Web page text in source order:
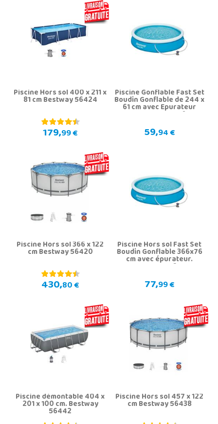
Piscine Hors sol 400 x 211 x
81 cm Bestway 56424
179,99 €
Piscine Gonflable Fast Set
Boudin Gonflable de 244 x
61 cm avec Epurateur
Bestway 57450
59,94 €
Piscine Hors sol 366 x 122
cm Bestway 56420
430,80 €
Piscine Hors sol Fast Set
Boudin Gonflable 366x76
cm avec épurateur.
Bestway 57274
77,99 €
Piscine démontable 404 x
201 x 100 cm. Bestway
56442
Piscine Hors sol 457 x 122
cm Bestway 56438